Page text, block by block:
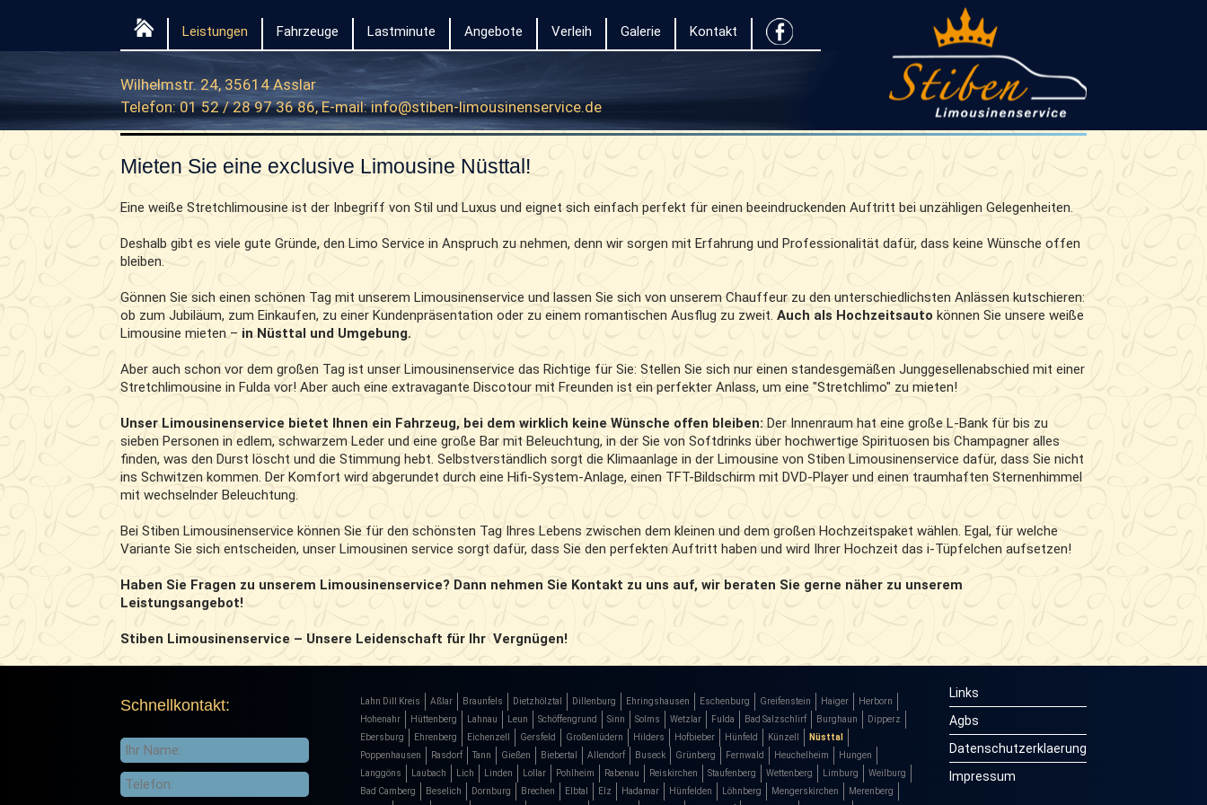
Leistungen Fahrzeuge Lastminute Angebote Verleih Galerie Kontakt
Wilhelmstr. 24, 35614 Asslar
Telefon: 01 52 / 28 97 36 86, E-mail:info@stiben-limousinenservice.de
Mieten Sie eine exclusive Limousine Nüsttal!
Eine weiße Stretchlimousine ist der Inbegriff von Stil und Luxus und eignet sich einfach perfekt für einen beeindruckenden Auftritt bei unzähligen Gelegenheiten.
Deshalb gibt es viele gute Gründe, den Limo Service in Anspruch zu nehmen, denn wir sorgen mit Erfahrung und Professionalität dafür, dass keine Wünsche offen
bleiben.
Gönnen Sie sich einen schönen Tag mit unserem Limousinenservice und lassen Sie sich von unserem Chauffeur zu den unterschiedlichsten Anlässen kutschieren:
ob zum Jubiläum, zum Einkaufen, zu einer Kundenpräsentation oder zu einem romantischen Ausflug zu zweit.Auch als Hochzeitsauto können Sie unsere weiße
Limousine mieten – in Nüsttal und Umgebung.
Aber auch schon vor dem großen Tag ist unser Limousinenservice das Richtige für Sie: Stellen Sie sich nur einen standesgemäßen Junggesellenabschied mit einer
Stretchlimousine in Fulda vor! Aber auch eine extravagante Discotour mit Freunden ist ein perfekter Anlass, um eine "Stretchlimo" zu mieten!
Unser Limousinenservice bietet Ihnen ein Fahrzeug, bei dem wirklich keine Wünsche offen bleiben: Der Innenraum hat eine große L-Bank für bis zu
sieben Personen in edlem, schwarzem Leder und eine große Bar mit Beleuchtung, in der Sie von Softdrinks über hochwertige Spirituosen bis Champagner alles
finden, was den Durst löscht und die Stimmung hebt. Selbstverständlich sorgt die Klimaanlage in der Limousine von Stiben Limousinenservice dafür, dass Sie nicht
ins Schwitzen kommen. Der Komfort wird abgerundet durch eine Hifi-System-Anlage, einen TFT-Bildschirm mit DVD-Player und einen traumhaften Sternenhimmel
mit wechselnder Beleuchtung.
Bei Stiben Limousinenservice können Sie für den schönsten Tag Ihres Lebens zwischen dem kleinen und dem großen Hochzeitspaket wählen. Egal, für welche
Variante Sie sich entscheiden, unser Limousinen service sorgt dafür, dass Sie den perfekten Auftritt haben und wird Ihrer Hochzeit das i-Tüpfelchen aufsetzen!
Haben Sie Fragen zu unserem Limousinenservice? Dann nehmen Sie Kontakt zu uns auf, wir beraten Sie gerne näher zu unserem
Leistungsangebot!
Stiben Limousinenservice – Unsere Leidenschaft für Ihr Vergnügen!
Schnellkontakt: Lahn Dill Kreis Aßlar Braunfels Dietzhölztal Dillenburg Ehringshausen Eschenburg Greifenstein Haiger
Herborn
Hohenahr
Hüttenberg Lahnau Leun Schöffengrund Sinn Solms Wetzlar Fulda Bad Salzschlirf Burghaun
Dipperz
Ebersburg
Ehrenberg Eichenzell Gersfeld Großenlüdern Hilders Hofbieber Hünfeld Künzell
Nüsttal
Poppenhausen
Rasdorf Tann Gießen Biebertal Allendorf Buseck Grünberg Fernwald Heuchelheim
Hungen
Langgöns
Laubach Lich Linden Lollar Pohlheim Rabenau Reiskirchen Staufenberg Wettenberg Limburg
Weilburg
Bad Camberg
Beselich Dornburg Brechen Elbtal Elz Hadamar Hünfelden Löhnberg Mengerskirchen
Merenberg
Links
Agbs
Datenschutzerklaerung
Impressum